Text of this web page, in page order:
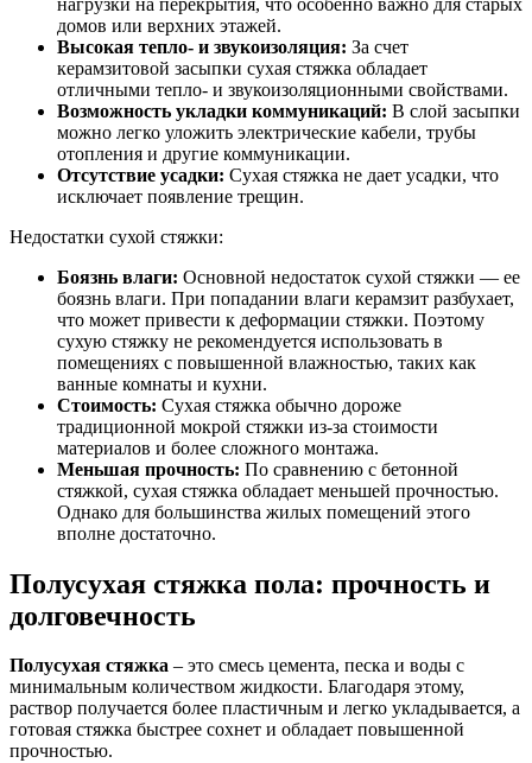
домов или верхних этажей.
Высокая тепло- и звукоизоляция: За счет
керамзитовой засыпки сухая стяжка обладает
отличными тепло- и звукоизоляционными свойствами.
Возможность укладки коммуникаций: В слой засыпки
можно легко уложить электрические кабели, трубы
отопления и другие коммуникации.
Отсутствие усадки: Сухая стяжка не дает усадки, что
исключает появление трещин.
Недостатки сухой стяжки:
Боязнь влаги: Основной недостаток сухой стяжки — ее
боязнь влаги. При попадании влаги керамзит разбухает,
что может привести к деформации стяжки. Поэтому
сухую стяжку не рекомендуется использовать в
помещениях с повышенной влажностью, таких как
ванные комнаты и кухни.
Стоимость: Сухая стяжка обычно дороже
традиционной мокрой стяжки из-за стоимости
материалов и более сложного монтажа.
Меньшая прочность: По сравнению с бетонной
стяжкой, сухая стяжка обладает меньшей прочностью.
Однако для большинства жилых помещений этого
вполне достаточно.
Полусухая стяжка пола: прочность и
долговечность
Полусухая стяжка – это смесь цемента, песка и воды с
минимальным количеством жидкости. Благодаря этому,
раствор получается более пластичным и легко укладывается, а
готовая стяжка быстрее сохнет и обладает повышенной
прочностью.